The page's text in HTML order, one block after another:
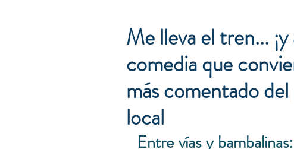
Me lleva el tren...
comedia que
más comentado
local
Entre vías y